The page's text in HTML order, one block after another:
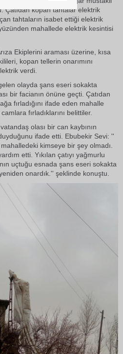
Çatıdan kopan tahtalar elektrik
tahtaların isabet ettiği elektrik
mahallede elektrik kesintisi
Ekiplerini araması üzerine, kısa
kopan tellerin onarımını
verdi.
olayda şans eseri sokakta
bir facianın önüne geçti. Çatıdan
fırladığını ifade eden mahalle
fırladıklarını belittiler.
olası bir can kaybının
ifade etti. Ebubekir Sevi: ''
kimseye bir şey olmadı.
etti. Yıkılan çatıyı yağmurlu
uçtuğu esnada şans eseri sokakta
onardık.'' şeklinde konuştu.